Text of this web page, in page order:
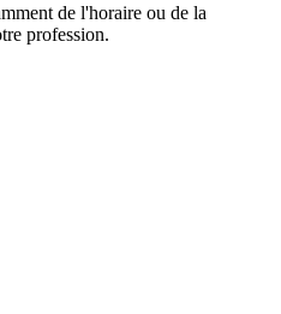
de l'horaire ou de la
profession.